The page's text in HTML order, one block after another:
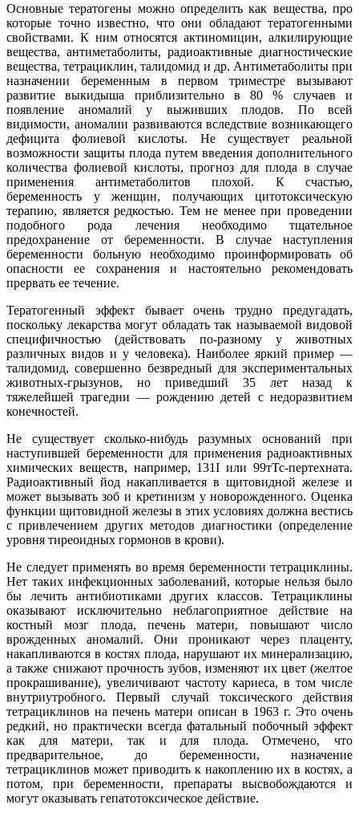
Основные тератогены можно определить как вещества, про
которые точно известно, что они обладают тератогенными
свойствами. К ним относятся актиномицин, алкилирующие
вещества, антиметаболиты, радиоактивные диагностические
вещества, тетрациклин, талидомид и др. Антиметаболиты при
назначении беременным в первом триместре вызывают
развитие выкидыша приблизительно в 80 % случаев и
появление аномалий у выживших плодов. По всей
видимости, аномалии развиваются вследствие возникающего
дефицита фолиевой кислоты. Не существует реальной
возможности защиты плода путем введения дополнительного
количества фолиевой кислоты, прогноз для плода в случае
применения антиметаболитов плохой. К счастью,
беременность у женщин, получающих цитотоксическую
терапию, является редкостью. Тем не менее при проведении
подобного рода лечения необходимо тщательное
предохранение от беременности. В случае наступления
беременности больную необходимо проинформировать об
опасности ее сохранения и настоятельно рекомендовать
прервать ее течение.
Тератогенный эффект бывает очень трудно предугадать,
поскольку лекарства могут обладать так называемой видовой
специфичностью (действовать по-разному у животных
различных видов и у человека). Наиболее яркий пример —
талидомид, совершенно безвредный для экспериментальных
животных-грызунов, но приведший 35 лет назад к
тяжелейшей трагедии — рождению детей с недоразвитием
конечностей.
Не существует сколько-нибудь разумных оснований при
наступившей беременности для применения радиоактивных
химических веществ, например, 131I или 99тТс-пертехната.
Радиоактивный йод накапливается в щитовидной железе и
может вызывать зоб и кретинизм у новорожденного. Оценка
функции щитовидной железы в этих условиях должна вестись
с привлечением других методов диагностики (определение
уровня тиреоидных гормонов в крови).
Не следует применять во время беременности тетрациклины.
Нет таких инфекционных заболеваний, которые нельзя было
бы лечить антибиотиками других классов. Тетрациклины
оказывают исключительно неблагоприятное действие на
костный мозг плода, печень матери, повышают число
врожденных аномалий. Они проникают через плаценту,
накапливаются в костях плода, нарушают их минерализацию,
а также снижают прочность зубов, изменяют их цвет (желтое
прокрашивание), увеличивают частоту кариеса, в том числе
внутриутробного. Первый случай токсического действия
тетрациклинов на печень матери описан в 1963 г. Это очень
редкий, но практически всегда фатальный побочный эффект
как для матери, так и для плода. Отмечено, что
предварительное, до беременности, назначение
тетрациклинов может приводить к накоплению их в костях, а
потом, при беременности, препараты высвобождаются и
могут оказывать гепатотоксическое действие.